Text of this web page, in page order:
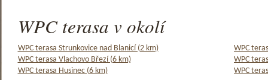
WPC terasa v okolí
WPC terasa Strunkovice nad Blanicí (2 km)
WPC
WPC terasa Vlachovo Březí (6 km)
WPC
WPC terasa Husinec (6 km)
WPC